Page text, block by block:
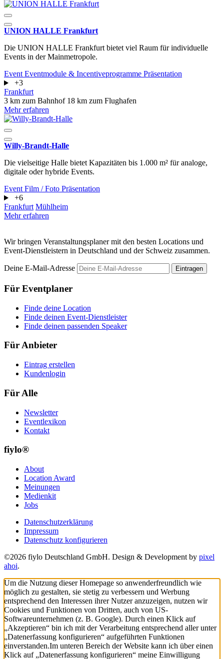
UNION HALLE Frankfurt
Die UNION HALLE Frankfurt bietet viel Raum für individuelle
Events in der Mainmetropole.
Event Eventmodule & Incentiveprogramme Präsentation
+3
Frankfurt
3 km zum Bahnhof 18 km zum Flughafen
Mehr erfahren
Willy-Brandt-Halle
Die vielseitige Halle bietet Kapazitäten bis 1.000 m² für analoge,
digitale oder hybride Events.
Event Film / Foto Präsentation
+6
Frankfurt Mühlheim
Mehr erfahren
Wir bringen Veranstaltungsplaner mit den besten Locations und
Event-Dienstleistern in Deutschland und der Schweiz zusammen.
Deine E-Mail-Adresse Eintragen
Für Eventplaner
Finde deine Location
Finde deinen Event-Dienstleister
Finde deinen passenden Speaker
Für Anbieter
Eintrag erstellen
Kundenlogin
Für Alle
Newsletter
Eventlexikon
Kontakt
fiylo®
About
Location Award
Meinungen
Medienkit
Jobs
Datenschutzerklärung
Impressum
Datenschutz konfigurieren
©2026 fiylo Deutschland GmbH. Design & Development by pixel
ahoi.
Um die Nutzung dieser Homepage so anwenderfreundlich wie
möglich zu gestalten, sie stetig zu verbessern und Werbung
entsprechend den Interessen ihrer Nutzer anzuzeigen, nutzen wir
Cookies und Funktionen von Dritten, auch von US-
Softwareunternehmen (z. B. Google). Durch einen Klick auf
„Akzeptieren“ bin ich mit der Verarbeitung entsprechend aller unter
„Datenerfassung konfigurieren“ aufgeführten Funktionen
einverstanden.Im unteren Bereich der Website kann ich über einen
Klick auf „Datenerfassung konfigurieren“ meine Einwilligung